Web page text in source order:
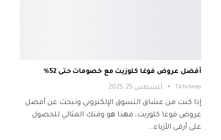
أفضل عروض فوغا كلوزيت مع خصومات حتى 52%
Tichcheap أغسطس 25, 2025
إذا كنت من عشاق التسوق الإلكتروني وتبحث عن أفضل
عروض فوغا كلوزيت، فهذا هو وقتك المثالي للحصول
على أرقى الأزياء…